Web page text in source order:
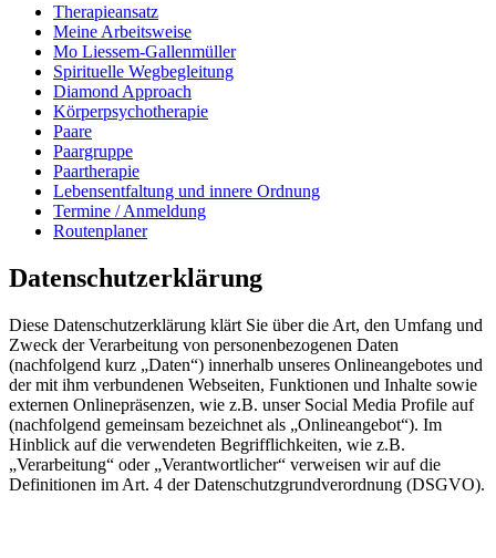
Therapieansatz
Meine Arbeitsweise
Mo Liessem-Gallenmüller
Spirituelle Wegbegleitung
Diamond Approach
Körperpsychotherapie
Paare
Paargruppe
Paartherapie
Lebensentfaltung und innere Ordnung
Termine / Anmeldung
Routenplaner
Datenschutzerklärung
Diese Datenschutzerklärung klärt Sie über die Art, den Umfang und
Zweck der Verarbeitung von personenbezogenen Daten
(nachfolgend kurz „Daten“) innerhalb unseres Onlineangebotes und
der mit ihm verbundenen Webseiten, Funktionen und Inhalte sowie
externen Onlinepräsenzen, wie z.B. unser Social Media Profile auf
(nachfolgend gemeinsam bezeichnet als „Onlineangebot“). Im
Hinblick auf die verwendeten Begrifflichkeiten, wie z.B.
„Verarbeitung“ oder „Verantwortlicher“ verweisen wir auf die
Definitionen im Art. 4 der Datenschutzgrundverordnung (DSGVO).